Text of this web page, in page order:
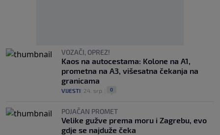
VOZAČI, OPREZ!
Kaos na autocestama: Kolone na A1,
prometna na A3, višesatna čekanja na
granicama
VIJESTI 24. srp. 0
POJAČAN PROMET
Velike gužve prema moru i Zagrebu, evo
gdje se najduže čeka